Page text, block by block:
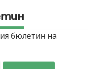
бюлетин на